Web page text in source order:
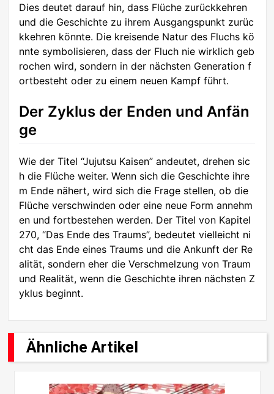
Dies deutet darauf hin, dass Flüche zurückkehren
und die Geschichte zu ihrem Ausgangspunkt zurüc
kkehren könnte. Die kreisende Natur des Fluchs kö
nnte symbolisieren, dass der Fluch nie wirklich geb
rochen wird, sondern in der nächsten Generation f
ortbesteht oder zu einem neuen Kampf führt.
Der Zyklus der Enden und Anfän
ge
Wie der Titel “Jujutsu Kaisen” andeutet, drehen sic
h die Flüche weiter. Wenn sich die Geschichte ihre
m Ende nähert, wird sich die Frage stellen, ob die
Flüche verschwinden oder eine neue Form annehm
en und fortbestehen werden. Der Titel von Kapitel
270, “Das Ende des Traums”, bedeutet vielleicht ni
cht das Ende eines Traums und die Ankunft der Re
alität, sondern eher die Verschmelzung von Traum
und Realität, wenn die Geschichte ihren nächsten Z
yklus beginnt.
Ähnliche Artikel